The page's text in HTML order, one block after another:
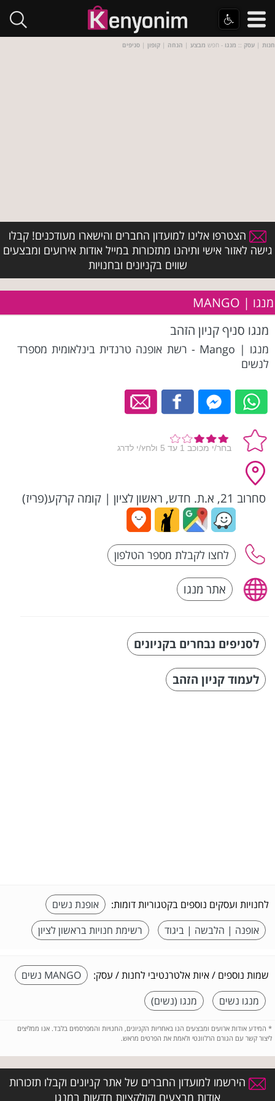
חנות | עסק :: מנגו - חפש מבצע | הנחה | קופון | סניפים
הצטרפו אלינו למועדון החברים והישארו מעודכנים! קבלו
גישה לאזור אישי ותיהנו מתזכורות במייל אודות אירועים ומבצעים
שווים בקניונים ובחנויות
מנגו | MANGO
מנגו סניף קניון הזהב
מנגו | Mango - רשת אופנה טרנדית בינלאומית מספרד
לנשים
סחרוב 21, א.ת. חדש, ראשון לציון | קומה קרקע(פריז)
אתר מנגו
לסניפים נבחרים בקניונים
לעמוד קניון הזהב
לחנויות ועסקים נוספים בקטגוריות דומות:
אופנת נשים
אופנה | הלבשה | ביגוד
רשימת חנויות בראשון לציון
שמות נוספים / איות אלטרנטיבי לחנות / עסק:
MANGO נשים
מנגו נשים
מנגו (נשים)
* המידע אודות ארועים ומבצעים הנו באחריות הקניונים, החנויות והמפרסמים בלבד. אנו ממליצים
ליצור קשר עם הגורם הרלוונטי ולאמת את הפרטים מראש.
הירשמו למועדון החברים של אתר קניונים וקבלו תזכורות
אודות מבצעים וקולקציות חדשות במנגו